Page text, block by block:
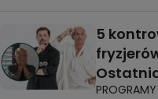
5
PROGRAMY